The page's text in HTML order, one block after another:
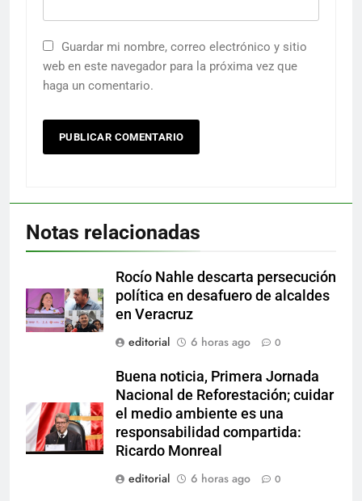
Guardar mi nombre, correo electrónico y sitio
web en este navegador para la próxima vez que
haga un comentario.
Notas relacionadas
Rocío Nahle descarta persecución
política en desafuero de alcaldes
en Veracruz
editorial
6 horas ago 0
Buena noticia, Primera Jornada
Nacional de Reforestación; cuidar
el medio ambiente es una
responsabilidad compartida:
Ricardo Monreal
editorial
6 horas ago 0